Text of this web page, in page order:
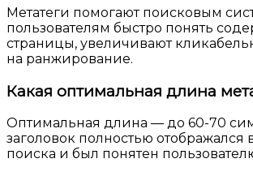
Метатеги помогают поисковым
пользователям быстро понять
страницы, увеличивают
на ранжирование.
Какая оптимальная длина
Оптимальная длина — до 60-70
заголовок полностью отображался
поиска и был понятен